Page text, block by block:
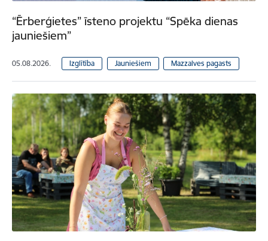
“Ērberģietes” īsteno projektu “Spēka dienas
jauniešiem”
05.08.2026. Izglītība Jauniešiem Mazzalves pagasts